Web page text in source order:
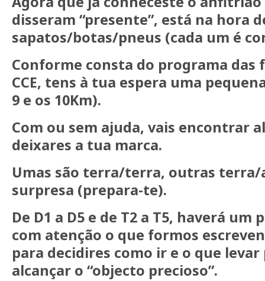
disseram “presente”, está na hora
sapatos/botas/pneus (cada um é
Conforme consta do programa das
CCE, tens à tua espera uma
9 e os 10Km).
Com ou sem ajuda, vais encontrar
deixares a tua marca.
Umas são terra/terra, outras terra/
surpresa (prepara-te).
De D1 a D5 e de T2 a T5, haverá um
com atenção o que formos
para decidires como ir e o que
alcançar o “objecto precioso”.